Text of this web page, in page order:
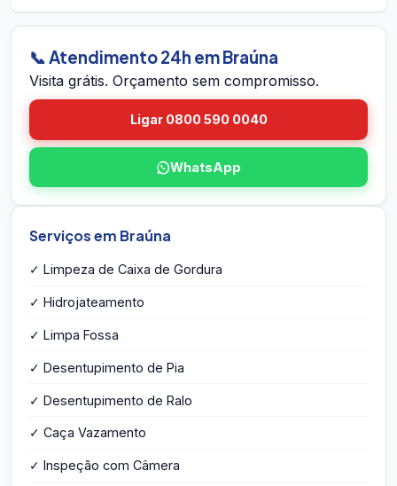
em Braúna pelo site. A equipe vai até você em
Braúna, avalia a caixa, mede o volume, identifica
eventuais problemas estruturais e entrega o
compromisso e sem taxa de visita.
📞 Atendimento 24h em Braúna
Visita grátis. Orçamento sem compromisso.
Ligar 0800 590 0040
WhatsApp
Serviços em Braúna
✓ Limpeza de Caixa de Gordura
✓ Hidrojateamento
✓ Limpa Fossa
✓ Desentupimento de Pia
✓ Desentupimento de Ralo
✓ Caça Vazamento
✓ Inspeção com Câmera